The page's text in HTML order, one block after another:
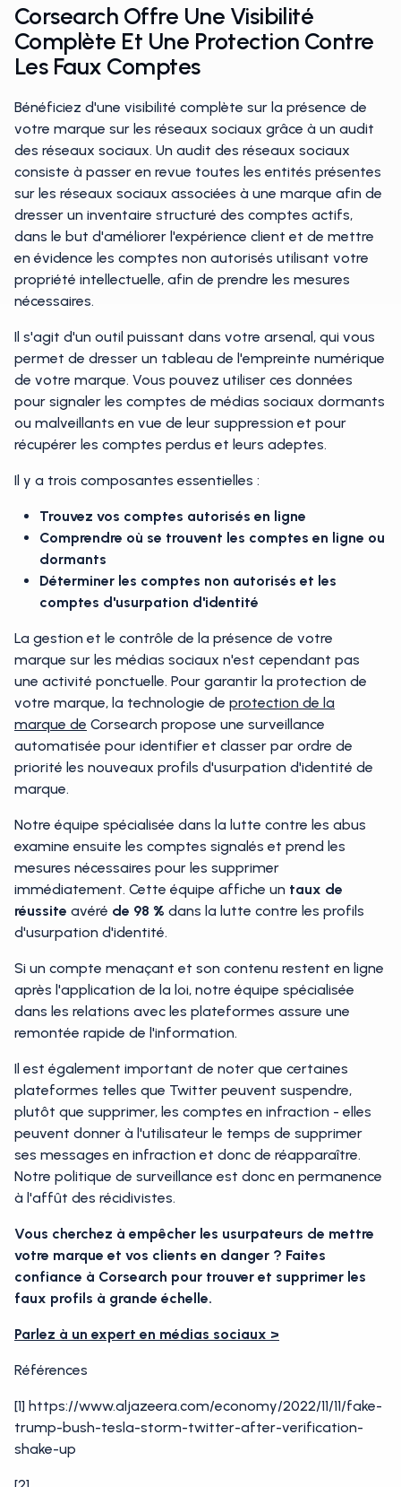
Corsearch Offre Une Visibilité
Complète Et Une Protection Contre
Les Faux Comptes
Bénéficiez d'une visibilité complète sur la présence de
votre marque sur les réseaux sociaux grâce à un audit
des réseaux sociaux. Un audit des réseaux sociaux
consiste à passer en revue toutes les entités présentes
sur les réseaux sociaux associées à une marque afin de
dresser un inventaire structuré des comptes actifs,
dans le but d'améliorer l'expérience client et de mettre
en évidence les comptes non autorisés utilisant votre
propriété intellectuelle, afin de prendre les mesures
nécessaires.
Il s'agit d'un outil puissant dans votre arsenal, qui vous
permet de dresser un tableau de l'empreinte numérique
de votre marque. Vous pouvez utiliser ces données
pour signaler les comptes de médias sociaux dormants
ou malveillants en vue de leur suppression et pour
récupérer les comptes perdus et leurs adeptes.
Il y a trois composantes essentielles :
Trouvez vos comptes autorisés en ligne
Comprendre où se trouvent les comptes en ligne ou
dormants
Déterminer les comptes non autorisés et les
comptes d'usurpation d'identité
La gestion et le contrôle de la présence de votre
marque sur les médias sociaux n'est cependant pas
une activité ponctuelle. Pour garantir la protection de
votre marque, la technologie de protection de la
marque de Corsearch propose une surveillance
automatisée pour identifier et classer par ordre de
priorité les nouveaux profils d'usurpation d'identité de
marque.
Notre équipe spécialisée dans la lutte contre les abus
examine ensuite les comptes signalés et prend les
mesures nécessaires pour les supprimer
immédiatement. Cette équipe affiche un taux de
réussite avéré de 98 % dans la lutte contre les profils
d'usurpation d'identité.
Si un compte menaçant et son contenu restent en ligne
après l'application de la loi, notre équipe spécialisée
dans les relations avec les plateformes assure une
remontée rapide de l'information.
Il est également important de noter que certaines
plateformes telles que Twitter peuvent suspendre,
plutôt que supprimer, les comptes en infraction - elles
peuvent donner à l'utilisateur le temps de supprimer
ses messages en infraction et donc de réapparaître.
Notre politique de surveillance est donc en permanence
à l'affût des récidivistes.
Vous cherchez à empêcher les usurpateurs de mettre
votre marque et vos clients en danger ? Faites
confiance à Corsearch pour trouver et supprimer les
faux profils à grande échelle.
Parlez à un expert en médias sociaux >
Références
[1] https://www.aljazeera.com/economy/2022/11/11/fake-
trump-bush-tesla-storm-twitter-after-verification-
shake-up